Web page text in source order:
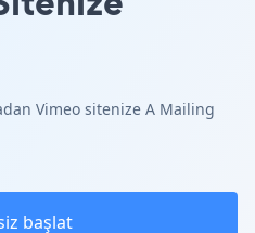
Vimeo sitenize A Mailing
başlat